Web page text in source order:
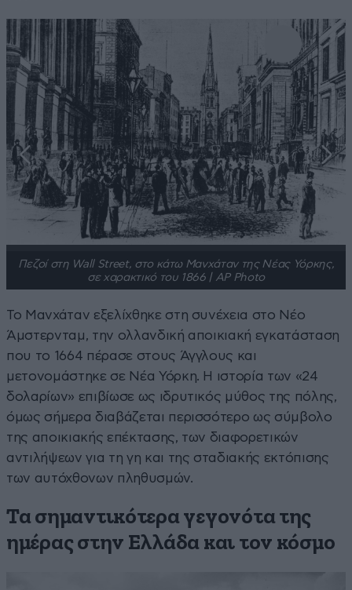
Πεζοί στη Wall Street, στο κάτω Μανχάταν της Νέας Υόρκης,
σε χαρακτικό του 1866 | AP Photo
Το Μανχάταν εξελίχθηκε στη συνέχεια στο Νέο
Άμστερνταμ, την ολλανδική αποικιακή εγκατάσταση
που το 1664 πέρασε στους Άγγλους και
μετονομάστηκε σε Νέα Υόρκη. Η ιστορία των «24
δολαρίων» επιβίωσε ως ιδρυτικός μύθος της πόλης,
όμως σήμερα διαβάζεται περισσότερο ως σύμβολο
της αποικιακής επέκτασης, των διαφορετικών
αντιλήψεων για τη γη και της σταδιακής εκτόπισης
των αυτόχθονων πληθυσμών.
Τα σημαντικότερα γεγονότα της
ημέρας στην Ελλάδα και τον κόσμο